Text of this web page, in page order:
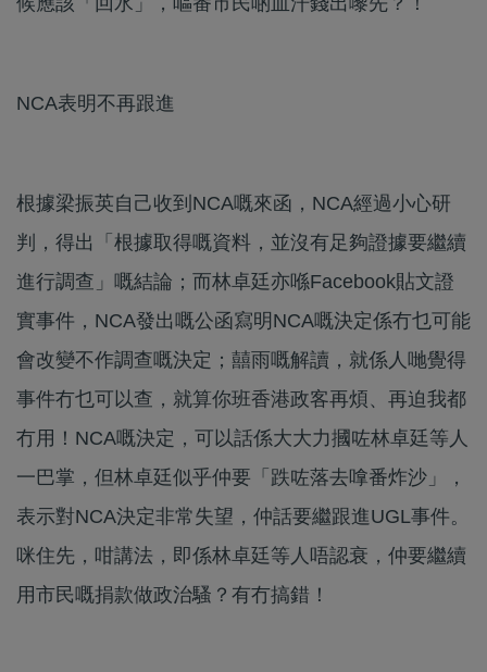
NCA表明不再跟進
根據梁振英自己收到NCA嘅來函，NCA經過小心研
判，得出「根據取得嘅資料，並沒有足夠證據要繼續
進行調查」嘅結論；而林卓廷亦喺Facebook貼文證
實事件，NCA發出嘅公函寫明NCA嘅決定係冇乜可能
會改變不作調查嘅決定；囍雨嘅解讀，就係人哋覺得
事件冇乜可以查，就算你班香港政客再煩、再迫我都
冇用！NCA嘅決定，可以話係大大力摑咗林卓廷等人
一巴掌，但林卓廷似乎仲要「跌咗落去嗱番炸沙」，
表示對NCA決定非常失望，仲話要繼跟進UGL事件。
咪住先，咁講法，即係林卓廷等人唔認衰，仲要繼續
用市民嘅捐款做政治騷？有冇搞錯！